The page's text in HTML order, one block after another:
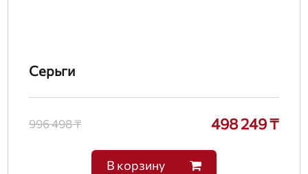
Серьги
996 498 ₸ 498 249 ₸
В корзину